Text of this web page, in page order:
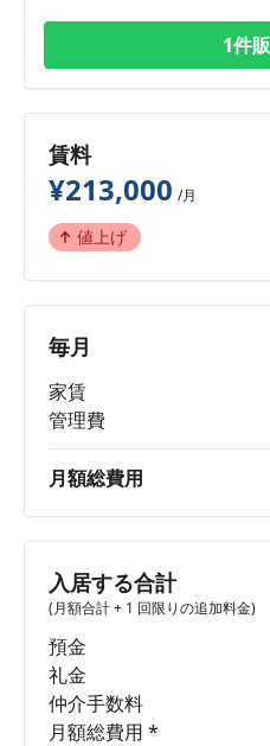
1件
賃料
¥213,000 /月
値上げ
毎月
家賃
管理費
月額総費用
入居する合計
(月額合計 + 1 回限りの追加料金)
預金
礼金
仲介手数料
月額総費用 *